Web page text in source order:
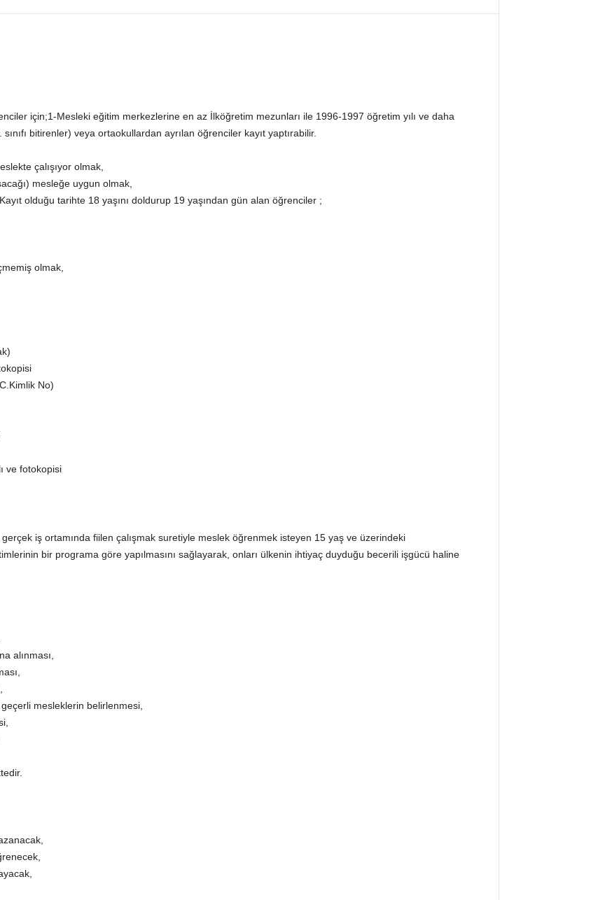
için;1-Mesleki eğitim merkezlerine en az İlköğretim mezunları ile 1996-1997 öğretim yılı ve daha
bitirenler) veya ortaokullardan ayrılan öğrenciler kayıt yaptırabilir.
çalışıyor olmak,
mesleğe uygun olmak,
olduğu tarihte 18 yaşını doldurup 19 yaşından gün alan öğrenciler ;
olmak,
No)
ve fotokopisi
iş ortamında fiilen çalışmak suretiyle meslek öğrenmek isteyen 15 yaş ve üzerindeki
bir programa göre yapılmasını sağlayarak, onları ülkenin ihtiyaç duyduğu becerili işgücü haline
alınması,
mesleklerin belirlenmesi,